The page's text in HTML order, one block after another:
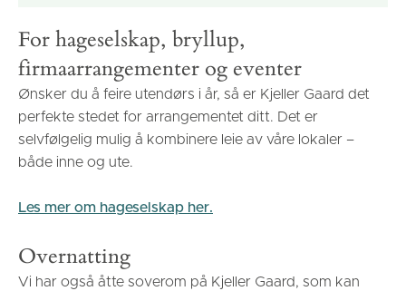
For hageselskap, bryllup,
firmaarrangementer og eventer
Ønsker du å feire utendørs i år, så er Kjeller Gaard det
perfekte stedet for arrangementet ditt. Det er
selvfølgelig mulig å kombinere leie av våre lokaler –
både inne og ute.
Les mer om hageselskap her.
Overnatting
Vi har også åtte soverom på Kjeller Gaard, som kan